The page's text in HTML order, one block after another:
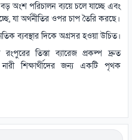
অংশ পরিচালন ব্যয়ে চলে যাচ্ছে এবং
যা অর্থনীতির ওপর চাপ তৈরি করছে।
ব্যবস্থার দিকে অগ্রসর হওয়া উচিত।
রংপুরের তিস্তা ব্যারেজ প্রকল্প দ্রুত
শিক্ষার্থীদের জন্য একটি পৃথক